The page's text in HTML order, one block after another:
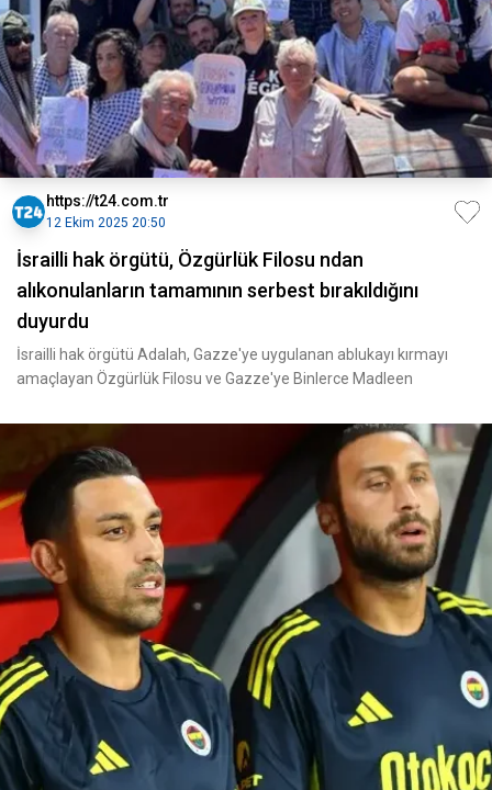
https://t24.com.tr
12 Ekim 2025 20:50
İsrailli hak örgütü, Özgürlük Filosu ndan
alıkonulanların tamamının serbest bırakıldığını
duyurdu
İsrailli hak örgütü Adalah, Gazze'ye uygulanan ablukayı kırmayı
amaçlayan Özgürlük Filosu ve Gazze'ye Binlerce Madleen